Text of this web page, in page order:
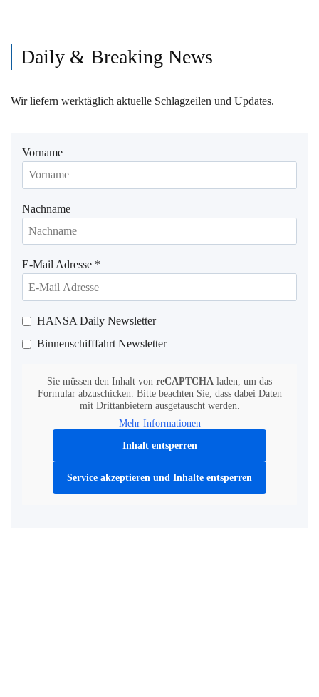
Daily & Breaking News
Wir liefern werktäglich aktuelle Schlagzeilen und Updates.
Vorname
Nachname
E-Mail Adresse *
HANSA Daily Newsletter
Binnenschifffahrt Newsletter
Sie müssen den Inhalt von reCAPTCHA laden, um das
Formular abzuschicken. Bitte beachten Sie, dass dabei Daten
mit Drittanbietern ausgetauscht werden.
Mehr Informationen
Inhalt entsperren
Service akzeptieren und Inhalte entsperren